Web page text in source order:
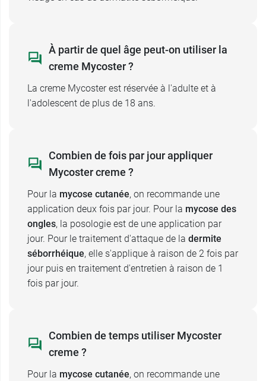
Effets indésirables de la creme
Mycoster 1 pour cent
Les effets indésirables de la crème Mycoster
sont desirritations localesavec rougeurs,
crème Mycoster peut également engendrer des
réactions allergiques locales ou générales
nécessitant l'arrêt du traitement et une
consultation médicale rapide.
Conditionnement: tube de 30 g
Pour éviter les récidives, pensez à lapoudre
Mycosterà pulvériser dans vos chaussures.
À partir de quel âge peut-on utiliser la
creme Mycoster ?
La creme Mycoster est réservée à l'adulte et à
l'adolescent de plus de 18 ans.
Combien de fois par jour appliquer
Mycoster creme ?
Pour la mycose cutanée, on recommande une
application deux fois par jour. Pour la mycose des
ongles, la posologie est de une application par
jour. Pour le traitement d'attaque de la dermite
séborrhéique, elle s'applique à raison de 2 fois par
jour puis en traitement d'entretien à raison de 1
fois par jour.
Combien de temps utiliser Mycoster
creme ?
Pour la mycose cutanée, on recommande une